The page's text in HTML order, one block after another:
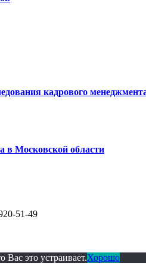
кадрового
в Московской области
51-49
это устраивает.Хорошо